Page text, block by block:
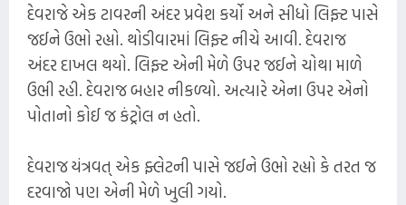
દેવરાજે એક ટાવરની અંદર પ્રવેશ કર્યો અને સીધો લિફ્ટ પાસે
જઈને ઉભો રહ્યો. થોડીવારમાં લિફ્ટ નીચે આવી. દેવરાજ
અંદર દાખલ થયો. લિફ્ટ એની મેળે ઉપર જઈને ચોથા માળે
ઉભી રહી. દેવરાજ બહાર નીકળ્યો. અત્યારે એના ઉપર એનો
પોતાનો કોઈ જ કંટ્રોલ ન હતો.
દેવરાજ યંત્રવત્ એક ફ્લેટની પાસે જઈને ઉભો રહ્યો કે તરત જ
દરવાજો પણ એની મેળે ખુલી ગયો.